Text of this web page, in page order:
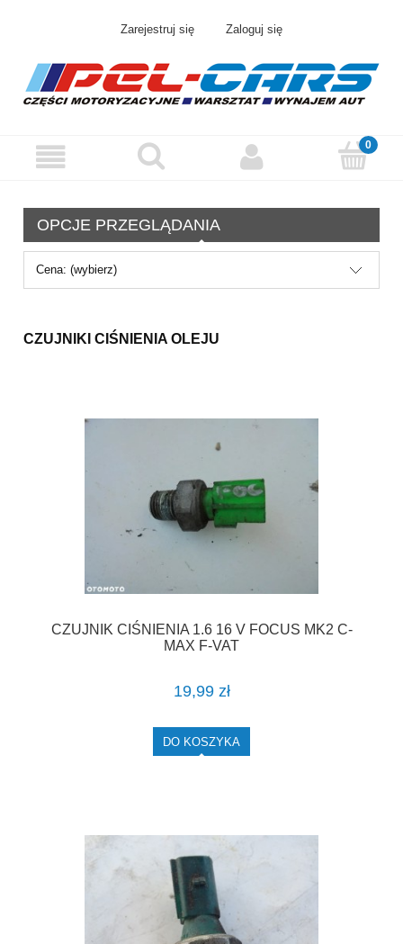
Zarejestruj się Zaloguj się
OPCJE PRZEGLĄDANIA
Cena: (wybierz)
CZUJNIKI CIŚNIENIA OLEJU
CZUJNIK CIŚNIENIA 1.6 16 V FOCUS MK2 C-
MAX F-VAT
19,99 zł
DO KOSZYKA